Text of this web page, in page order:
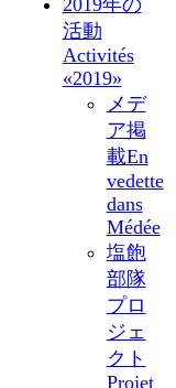
活動
Activités
«2019»
メデ
ア掲
載En
vedette
dans
Médée
塩飽
部隊
プロ
ジェ
クト
Projet